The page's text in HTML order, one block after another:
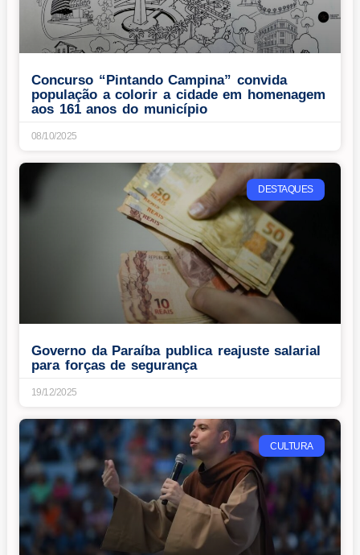
Concurso “Pintando Campina” convida
população a colorir a cidade em homenagem
aos 161 anos do município
08/10/2025
DESTAQUES
Governo da Paraíba publica reajuste salarial
para forças de segurança
19/12/2025
CULTURA